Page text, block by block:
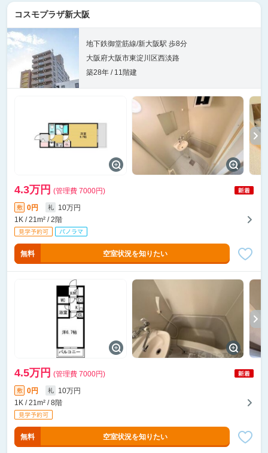
コスモプラザ新大阪
地下鉄御堂筋線/新大阪駅 歩8分
大阪府大阪市東淀川区西淡路
築28年 / 11階建
4.3万円 (管理費 7000円)
敷 0円 礼
10万円
1K / 21m² / 2階
無料 空室状況を知りたい
4.5万円 (管理費 7000円)
敷 0円 礼
10万円
1K / 21m² / 8階
無料 空室状況を知りたい